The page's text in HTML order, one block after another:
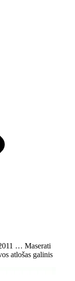
… Maserati
atlošas galinis